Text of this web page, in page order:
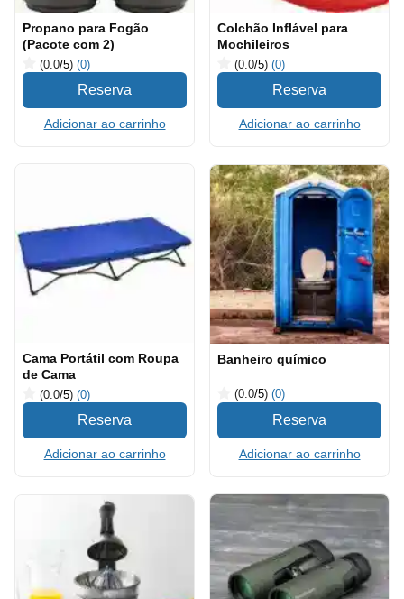
Propano para Fogão
(Pacote com 2)
(0.0/5) (0)
Adicionar ao carrinho
Colchão Inflável para
Mochileiros
(0.0/5) (0)
Adicionar ao carrinho
Cama Portátil com Roupa
de Cama
(0.0/5) (0)
Adicionar ao carrinho
Banheiro químico
(0.0/5) (0)
Adicionar ao carrinho